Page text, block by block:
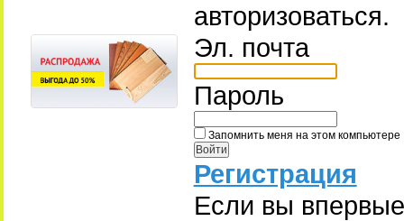
авторизоваться.
Эл. почта
Пароль
Запомнить меня на этом компьютере
Регистрация
Если вы